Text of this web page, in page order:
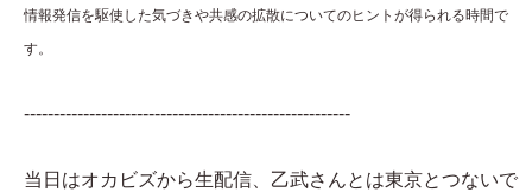
情報発信を駆使した気づきや共感の拡散についてのヒントが得られる時間で
す。
-------------------------------------------------------
当日はオカビズから生配信、乙武さんとは東京とつないで